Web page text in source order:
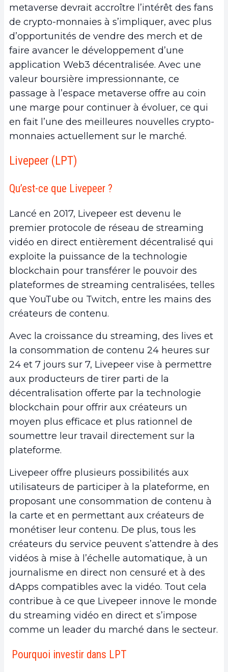
metaverse devrait accroître l’intérêt des fans
de crypto-monnaies à s’impliquer, avec plus
d’opportunités de vendre des merch et de
faire avancer le développement d’une
application Web3 décentralisée. Avec une
valeur boursière impressionnante, ce
passage à l’espace metaverse offre au coin
une marge pour continuer à évoluer, ce qui
en fait l’une des meilleures nouvelles crypto-
monnaies actuellement sur le marché.
Livepeer (LPT)
Qu’est-ce que Livepeer ?
Lancé en 2017, Livepeer est devenu le
premier protocole de réseau de streaming
vidéo en direct entièrement décentralisé qui
exploite la puissance de la technologie
blockchain pour transférer le pouvoir des
plateformes de streaming centralisées, telles
que YouTube ou Twitch, entre les mains des
créateurs de contenu.
Avec la croissance du streaming, des lives et
la consommation de contenu 24 heures sur
24 et 7 jours sur 7, Livepeer vise à permettre
aux producteurs de tirer parti de la
décentralisation offerte par la technologie
blockchain pour offrir aux créateurs un
moyen plus efficace et plus rationnel de
soumettre leur travail directement sur la
plateforme.
Livepeer offre plusieurs possibilités aux
utilisateurs de participer à la plateforme, en
proposant une consommation de contenu à
la carte et en permettant aux créateurs de
monétiser leur contenu. De plus, tous les
créateurs du service peuvent s’attendre à des
vidéos à mise à l’échelle automatique, à un
journalisme en direct non censuré et à des
dApps compatibles avec la vidéo. Tout cela
contribue à ce que Livepeer innove le monde
du streaming vidéo en direct et s’impose
comme un leader du marché dans le secteur.
Pourquoi investir dans LPT